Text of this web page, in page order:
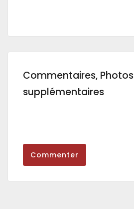
Commentaires, Photos
supplémentaires
Commenter